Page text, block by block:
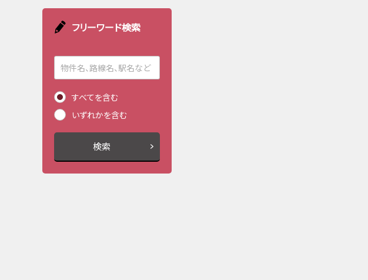
フリーワード検索
すべてを含む
いずれかを含む
検索